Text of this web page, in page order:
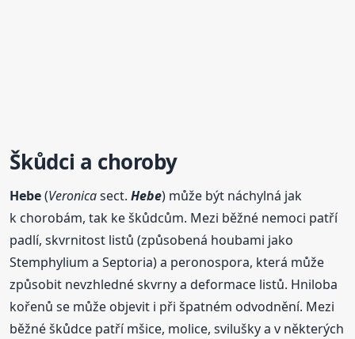
Škůdci a choroby
Hebe(Veronicasect.Hebe) může být náchylná jak
k chorobám, tak ke škůdcům. Mezi běžné nemoci patří
padlí, skvrnitost listů (způsobená houbami jako
Stemphylium a Septoria) a peronospora, která může
způsobit nevzhledné skvrny a deformace listů. Hniloba
kořenů se může objevit i při špatném odvodnění. Mezi
běžné škůdce patří mšice, molice, svilušky a v některých